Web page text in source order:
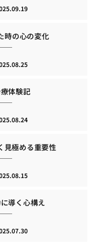
時の心の変化
体験記
見極める重要性
導く心構え